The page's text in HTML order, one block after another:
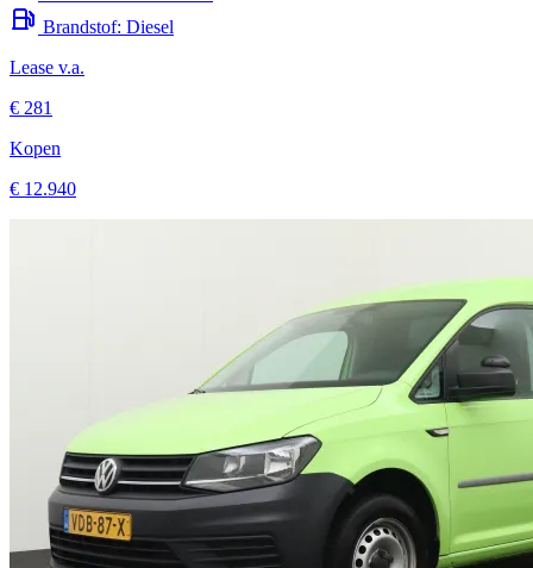
Brandstof: Diesel
Lease v.a.
€ 281
Kopen
€ 12.940